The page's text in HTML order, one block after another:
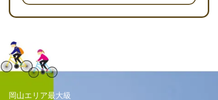
岡山エリア最大級